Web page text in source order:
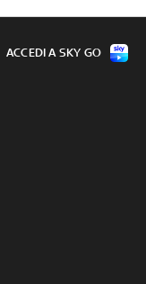
ACCEDI A SKY GO